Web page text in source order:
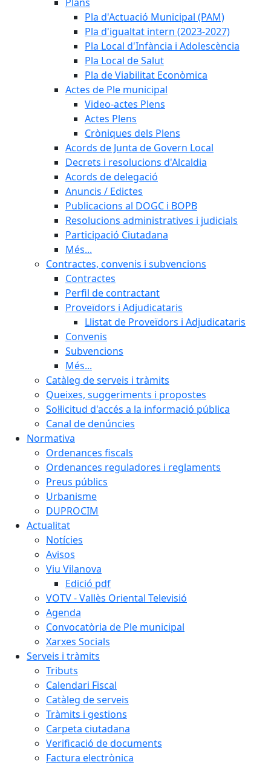
Pla d'Actuació Municipal (PAM)
Pla d'igualtat intern (2023-2027)
Pla Local d'Infància i Adolescència
Pla Local de Salut
Pla de Viabilitat Econòmica
Actes de Ple municipal
Video-actes Plens
Actes Plens
Cròniques dels Plens
Acords de Junta de Govern Local
Decrets i resolucions d'Alcaldia
Acords de delegació
Anuncis / Edictes
Publicacions al DOGC i BOPB
Resolucions administratives i judicials
Participació Ciutadana
Més...
Contractes, convenis i subvencions
Contractes
Perfil de contractant
Proveïdors i Adjudicataris
Llistat de Proveïdors i Adjudicataris
Convenis
Subvencions
Més...
Catàleg de serveis i tràmits
Queixes, suggeriments i propostes
Sol·licitud d'accés a la informació pública
Canal de denúncies
Normativa
Ordenances fiscals
Ordenances reguladores i reglaments
Preus públics
Urbanisme
DUPROCIM
Actualitat
Notícies
Avisos
Viu Vilanova
Edició pdf
VOTV - Vallès Oriental Televisió
Agenda
Convocatòria de Ple municipal
Xarxes Socials
Serveis i tràmits
Tributs
Calendari Fiscal
Catàleg de serveis
Tràmits i gestions
Carpeta ciutadana
Verificació de documents
Factura electrònica